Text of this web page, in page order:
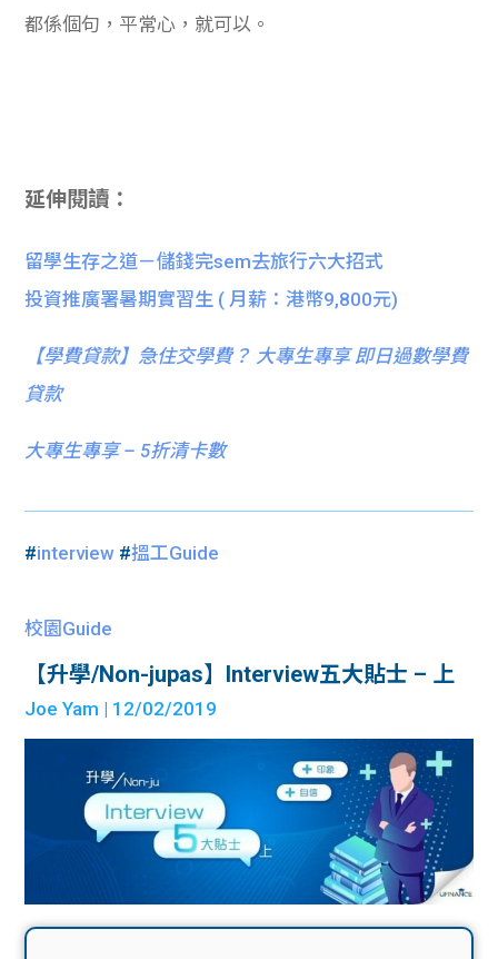
都係個句，平常心，就可以。
延伸閱讀：
留學生存之道－儲錢完sem去旅行六大招式
投資推廣署暑期實習生 ( 月薪：港幣9,800元)
【學費貸款】急住交學費？ 大專生專享 即日過數學費
貸款
大專生專享 – 5折清卡數
#interview #搵工Guide
校園Guide
【升學/Non-jupas】Interview五大貼士 – 上
Joe Yam | 12/02/2019